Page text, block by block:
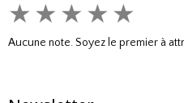
★ ★ ★ ★ ★
Aucune note. Soyez le premier à